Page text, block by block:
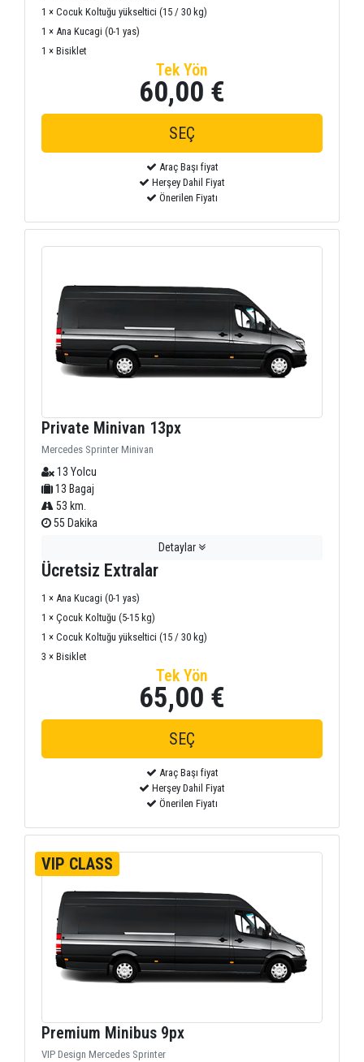
1 × Cocuk Koltuğu yükseltici (15 / 30 kg)
1 × Ana Kucagi (0-1 yas)
1 × Bisiklet
Tek Yön
60,00 €
Araç Başı fiyat
Herşey Dahil Fiyat
Önerilen Fiyatı
Private Minivan 13px
Mercedes Sprinter Minivan
13 Yolcu
13 Bagaj
53 km.
55 Dakika
Detaylar
Ücretsiz Extralar
1 × Ana Kucagi (0-1 yas)
1 × Çocuk Koltuğu (5-15 kg)
1 × Cocuk Koltuğu yükseltici (15 / 30 kg)
3 × Bisiklet
Tek Yön
65,00 €
Araç Başı fiyat
Herşey Dahil Fiyat
Önerilen Fiyatı
VIP CLASS
Premium Minibus 9px
VIP Design Mercedes Sprinter